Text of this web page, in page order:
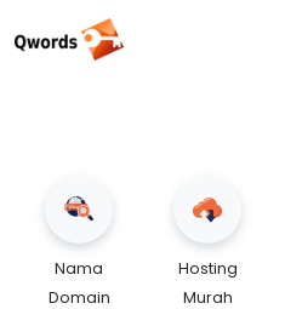
Nama
Domain
Hosting
Murah